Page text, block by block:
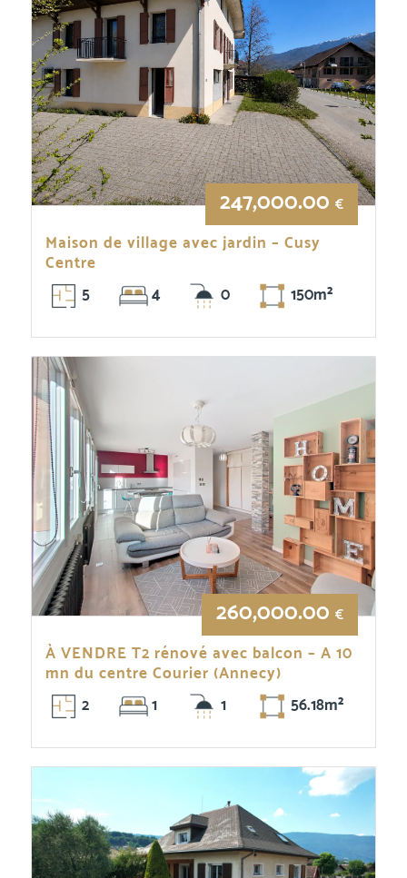
247,000.00€
Maison de village avec jardin – Cusy
Centre
5
4 0 150m²
260,000.00€
À VENDRE T2 rénové avec balcon – A 10
mn du centre Courier (Annecy)
2
1 1 56.18m²